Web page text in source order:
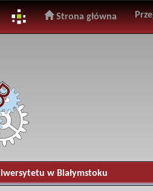
Strona główna
w Białymstoku